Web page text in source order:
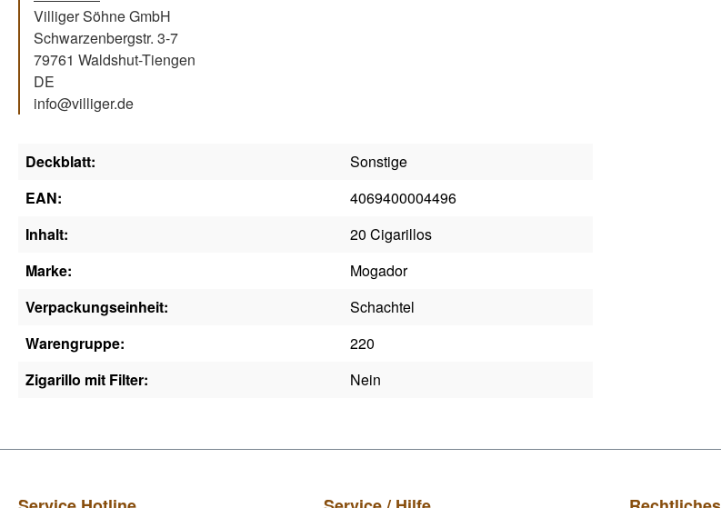
Villiger Söhne GmbH
Schwarzenbergstr. 3-7
79761 Waldshut-Tiengen
DE
info@villiger.de
Deckblatt:
Sonstige
EAN:
4069400004496
Inhalt:
20 Cigarillos
Marke:
Mogador
Verpackungseinheit:
Schachtel
Warengruppe:
220
Zigarillo mit Filter:
Nein